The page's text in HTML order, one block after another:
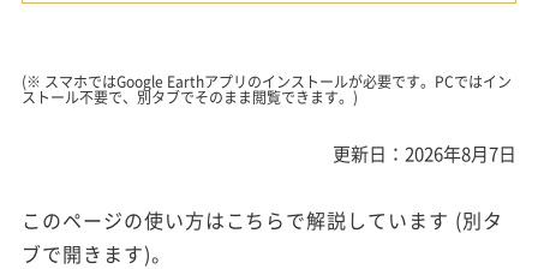
(※ スマホではGoogle Earthアプリのインストールが必要です。PCではイン
ストール不要で、別タブでそのまま閲覧できます。)
更新日：2026年8月7日
このページの使い方はこちらで解説しています (別タ
ブで開きます)。